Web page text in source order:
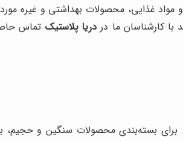
غذایی، محصولات بهداشتی و غیره مورد
کارشناسان ما در دریا پلاستیک تماس
بسته‌بندی محصولات سنگین و حجیم،